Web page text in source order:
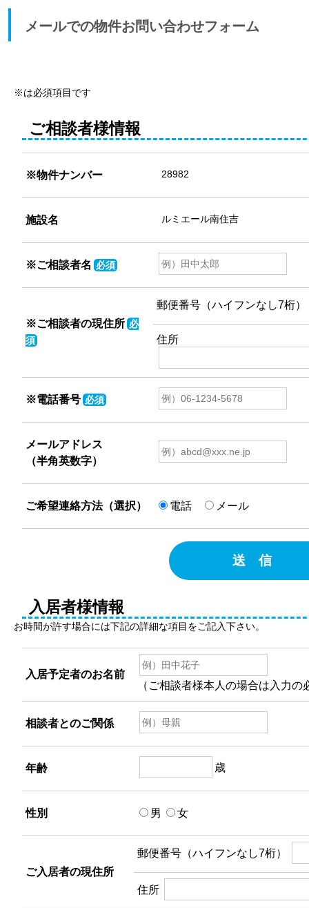
メールでの物件お問い合わせフォーム
※は必須項目です
ご相談者様情報
※物件ナンバー
施設名
※ご相談者名 必須
※ご相談者の現住所 必
須
郵便番号（ハイフンなし7桁）
住所
※電話番号 必須
メールアドレス
（半角英数字）
ご希望連絡方法（選択） 電話 メール
送 信
入居者様情報
お時間が許す場合には下記の詳細な項目をご記入下さい。
入居予定者のお名前
（ご相談者様本人の場合は入力
相談者とのご関係
年齢 歳
性別 男 女
ご入居者の現住所
郵便番号（ハイフンなし7桁）
住所